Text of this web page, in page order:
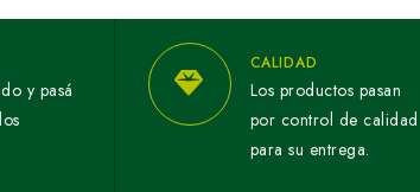
y pasá
CALIDAD
Los productos pasan
por control de calidad
para su entrega.